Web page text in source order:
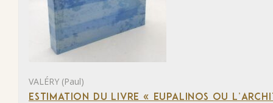
VALÉRY (Paul)
ESTIMATION DU LIVRE « EUPALINOS OU